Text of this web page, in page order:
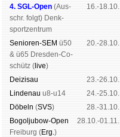
4. SGL-Open (Aus­
schr. folgt) Denk­
sport­zen­trum
16.-18.10.
Senioren-SEM ü50
& ü65 Dres­den-Co­
schütz ( live)
20.-28.10.
Dei­zi­sau
23.-26.10.
Lin­de­nau u8-u14
24.-25.10.
Dö­beln (SVS)
28.-31.10.
Bogoljubow-Open
Frei­burg (Erg.)
28.10.-01.11.